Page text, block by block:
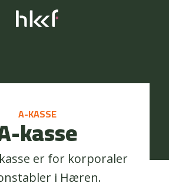
A-KASSE
kasse
kasse er for korporaler
i Hæren.